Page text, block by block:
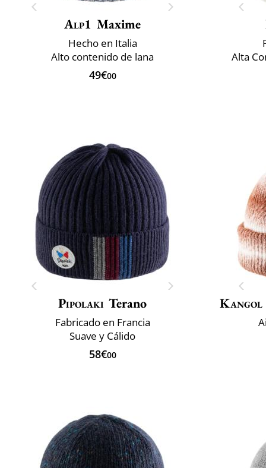
Alp1 Maxime
Hecho en Italia
Alto contenido de lana
49€00
Alta
Pipolaki Terano
Fabricado en Francia
Suave y Cálido
58€00
Kangol